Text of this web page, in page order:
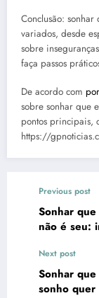
Conclusão:
variados, desde
sobre
faça passos
De acordo com
sobre sonhar que
pontos principais,
https://
Previous post
Sonhar
não é seu:
Next post
Sonhar
sonho